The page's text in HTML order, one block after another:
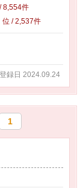
8,554件
位 / 2,537件
登録日 2024.09.24
1